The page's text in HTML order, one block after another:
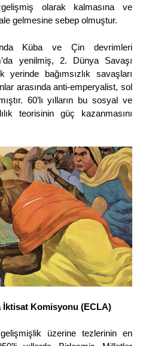
olarak kalmasına ve
gelmesine sebep olmuştur.
Küba ve Çin devrimleri
yenilmiş, 2. Dünya Savaşı
yerinde bağımsızlık savaşları
arasında anti-emperyalist, sol
60’lı yılların bu sosyal ve
teorisinin güç kazanmasını
İktisat Komisyonu (ECLA)
üzerine tezlerinin en